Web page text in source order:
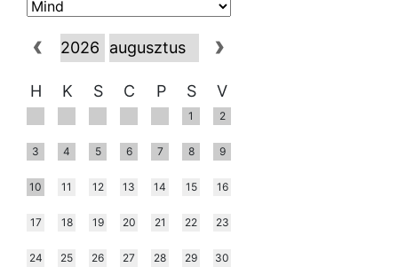
H K S C P S V
1 2
3 4 5 6 7 8 9
10 11 12 13 14 15 16
17 18 19 20 21 22 23
24 25 26 27 28 29 30